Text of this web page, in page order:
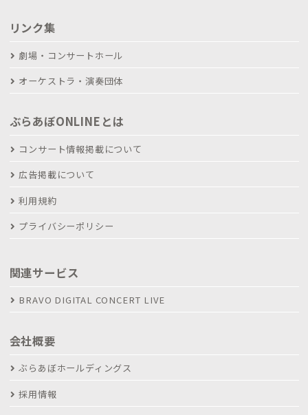
リンク集
劇場・コンサートホール
オーケストラ・演奏団体
ぶらあぼONLINEとは
コンサート情報掲載について
広告掲載について
利用規約
プライバシーポリシー
関連サービス
BRAVO DIGITAL CONCERT LIVE
会社概要
ぶらあぼホールディングス
採用情報